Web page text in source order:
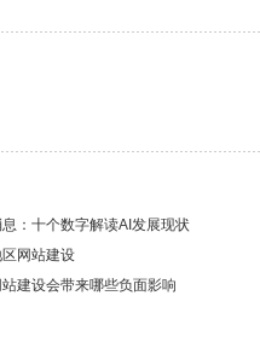
：十个数字解读AI发展现状
网站建设
建设会带来哪些负面影响